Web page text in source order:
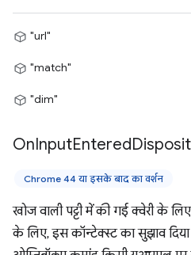
"url"
"match"
"dim"
OnInputEntered
Chrome 44 या इसके बाद का वर्शन
खोज वाली पट्टी में की गई क्वेरी के
के लिए, इस कॉन्टेक्स्ट का सुझाव